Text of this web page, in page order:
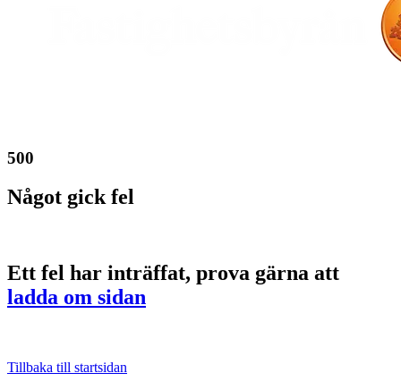
500
Något gick fel
Ett fel har inträffat, prova gärna att
ladda om sidan
Tillbaka till startsidan